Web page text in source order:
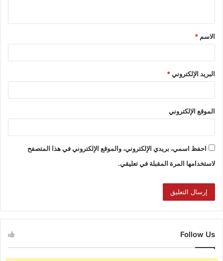
الاسم *
البريد الإلكتروني*
الموقع الإلكتروني
احفظ اسمي، بريدي الإلكتروني، والموقع الإلكتروني في هذا المتصفح
لاستخدامها المرة المقبلة في تعليقي.
Follow Us